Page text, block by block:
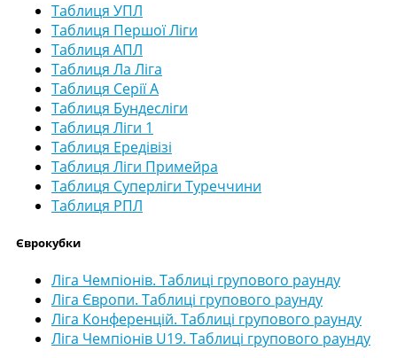
Таблиця УПЛ
Таблиця Першої Ліги
Таблиця АПЛ
Таблиця Ла Ліга
Таблиця Серії А
Таблиця Бундесліги
Таблиця Ліги 1
Таблиця Ередівізі
Таблиця Ліги Примейра
Таблиця Суперліги Туреччини
Таблиця РПЛ
Єврокубки
Ліга Чемпіонів. Таблиці групового раунду
Ліга Європи. Таблиці групового раунду
Ліга Конференцій. Таблиці групового раунду
Ліга Чемпіонів U19. Таблиці групового раунду